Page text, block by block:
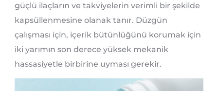
güçlü ilaçların ve takviyelerin verimli bir şekilde
kapsüllenmesine olanak tanır. Düzgün
çalışması için, içerik bütünlüğünü korumak için
iki yarımın son derece yüksek mekanik
hassasiyetle birbirine uyması gerekir.